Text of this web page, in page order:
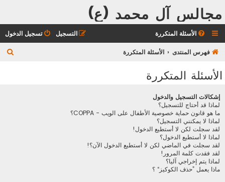
مجالس آل محمد (ع)
الأسئلة المتكررة تسجيل الدخول التسجيل
فهرس المنتدى الأسئلة المتكررة
الأسئلة المتكررة
إشكالات التسجيل والدخول
لماذا قد أحتاج للتسجيل؟
ما هو قانون حماية خصوصية الأطفال على الويب - COPPA؟
لماذا لا يمكنني التسجيل؟
لقد سجلت لكن لا أستطيع الدخول!
لماذا لا أستطيع الدخول؟
لقد سجلت في الماضي لكن لا أستطيع الدخول الآن؟!
لقد فقدت كلمة المرور!
لماذا يتم إخراجي آليا؟
ماذا يعمل ”حذف الكوكيز“ ؟